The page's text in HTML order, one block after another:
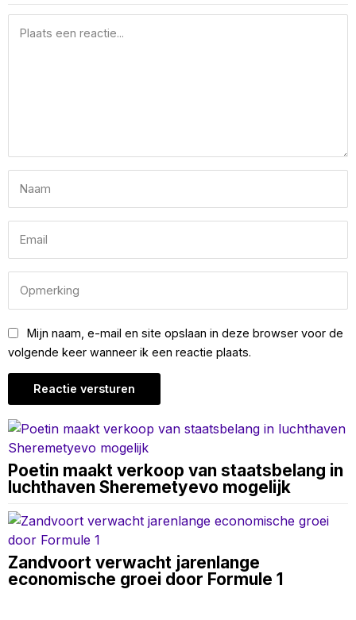
Mijn naam, e-mail en site opslaan in deze browser voor de
volgende keer wanneer ik een reactie plaats.
Poetin maakt verkoop van staatsbelang in
luchthaven Sheremetyevo mogelijk
Zandvoort verwacht jarenlange
economische groei door Formule 1